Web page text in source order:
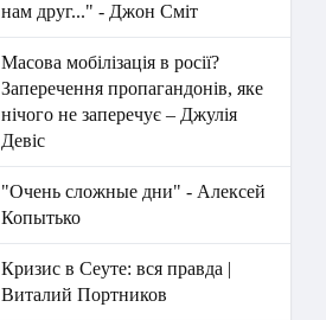
нам друг..." - Джон Сміт
Масова мобілізація в росії?
Заперечення пропагандонів, яке
нічого не заперечує – Джулія
Девіс
"Очень сложные дни" - Алексей
Копытько
Кризис в Сеуте: вся правда |
Виталий Портников